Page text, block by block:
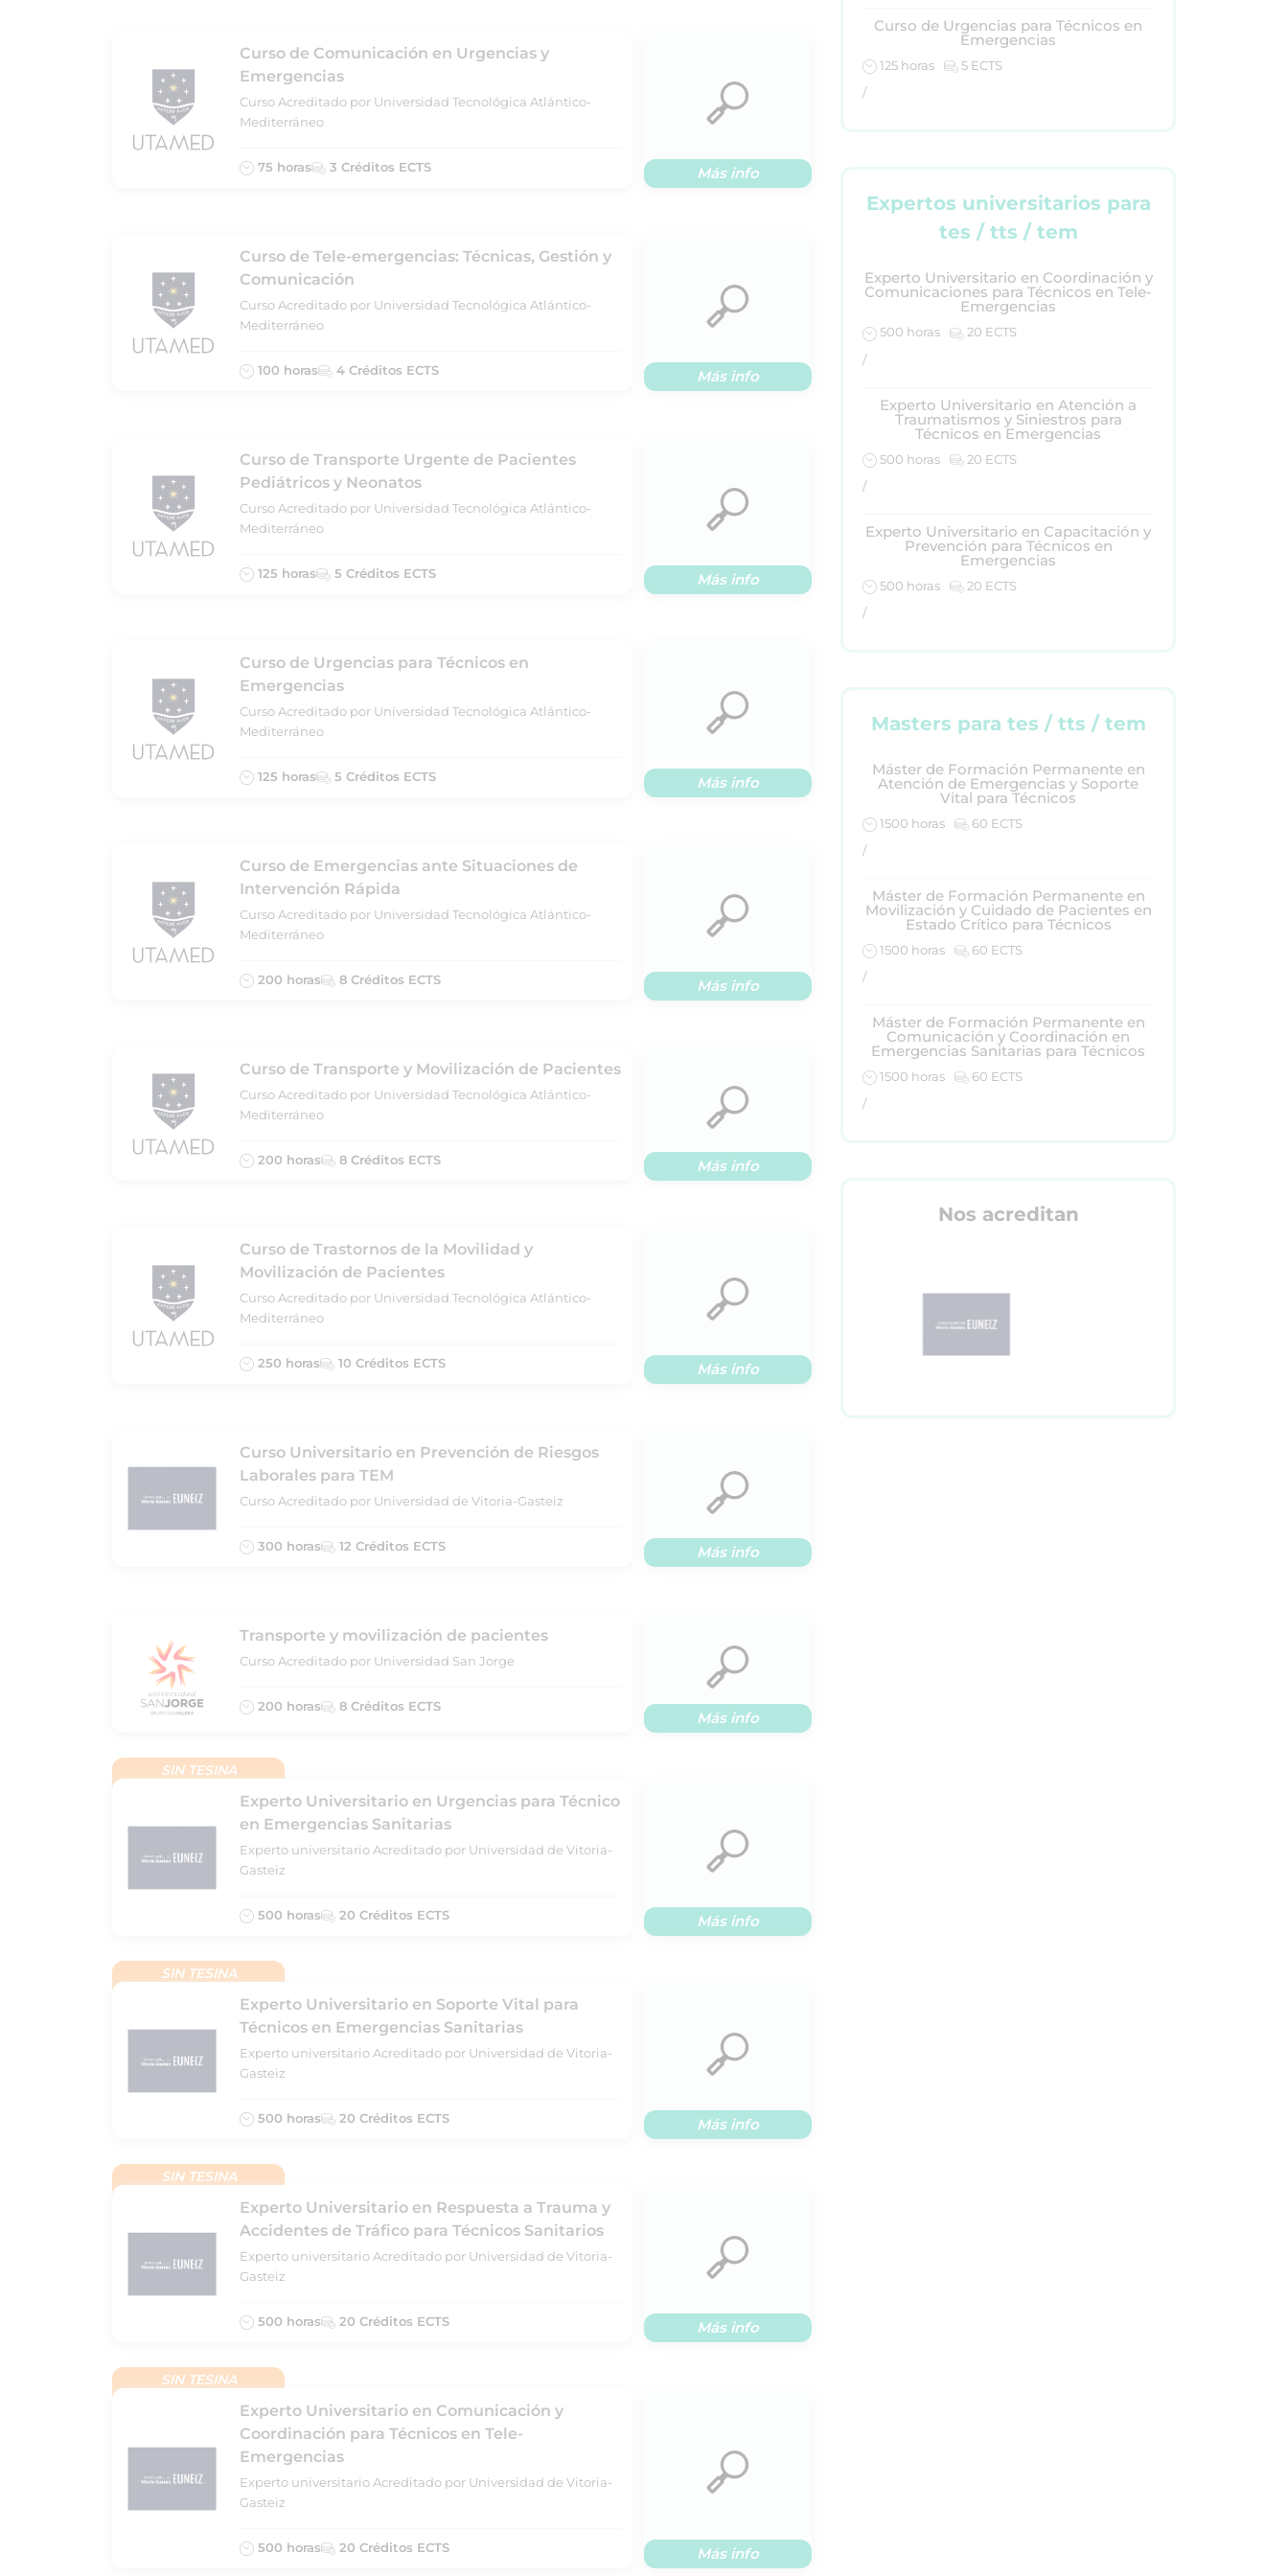
Curso de Comunicación en Urgencias y
Emergencias
Curso Acreditado por Universidad Tecnológica Atlántico-
Mediterráneo
75 horas 3 Créditos ECTS Más info
Curso de Tele-emergencias: Técnicas, Gestión y
Comunicación
Curso Acreditado por Universidad Tecnológica Atlántico-
Mediterráneo
100 horas 4 Créditos ECTS Más info
Curso de Transporte Urgente de Pacientes
Pediátricos y Neonatos
Curso Acreditado por Universidad Tecnológica Atlántico-
Mediterráneo
125 horas 5 Créditos ECTS Más info
Curso de Urgencias para Técnicos en
Emergencias
Curso Acreditado por Universidad Tecnológica Atlántico-
Mediterráneo
125 horas 5 Créditos ECTS Más info
Curso de Emergencias ante Situaciones de
Intervención Rápida
Curso Acreditado por Universidad Tecnológica Atlántico-
Mediterráneo
200 horas 8 Créditos ECTS Más info
Curso de Transporte y Movilización de Pacientes
Curso Acreditado por Universidad Tecnológica Atlántico-
Mediterráneo
200 horas 8 Créditos ECTS Más info
Curso de Trastornos de la Movilidad y
Movilización de Pacientes
Curso Acreditado por Universidad Tecnológica Atlántico-
Mediterráneo
250 horas 10 Créditos ECTS Más info
Curso Universitario en Prevención de Riesgos
Laborales para TEM
Curso Acreditado por Universidad de Vitoria-Gasteiz
300 horas 12 Créditos ECTS Más info
Transporte y movilización de pacientes
Curso Acreditado por Universidad San Jorge
200 horas 8 Créditos ECTS
Más info
SIN TESINA
Experto Universitario en Urgencias para Técnico
en Emergencias Sanitarias
Experto universitario Acreditado por Universidad de Vitoria-
Gasteiz
500 horas 20 Créditos ECTS Más info
SIN TESINA
Experto Universitario en Soporte Vital para
Técnicos en Emergencias Sanitarias
Experto universitario Acreditado por Universidad de Vitoria-
Gasteiz
500 horas 20 Créditos ECTS Más info
SIN TESINA
Experto Universitario en Respuesta a Trauma y
Accidentes de Tráfico para Técnicos Sanitarios
Experto universitario Acreditado por Universidad de Vitoria-
Gasteiz
500 horas 20 Créditos ECTS Más info
SIN TESINA
Experto Universitario en Comunicación y
Coordinación para Técnicos en Tele-
Emergencias
Experto universitario Acreditado por Universidad de Vitoria-
Gasteiz
500 horas 20 Créditos ECTS Más info
Curso de Urgencias para Técnicos en
Emergencias
125 horas
5 ECTS
/
Expertos universitarios para
tes / tts / tem
Experto Universitario en Coordinación y
Comunicaciones para Técnicos en Tele-
Emergencias
500 horas
20 ECTS
/
Experto Universitario en Atención a
Traumatismos y Siniestros para
Técnicos en Emergencias
500 horas
20 ECTS
/
Experto Universitario en Capacitación y
Prevención para Técnicos en
Emergencias
500 horas
20 ECTS
/
Masters para tes / tts / tem
Máster de Formación Permanente en
Atención de Emergencias y Soporte
Vital para Técnicos
1500 horas
60 ECTS
/
Máster de Formación Permanente en
Movilización y Cuidado de Pacientes en
Estado Crítico para Técnicos
1500 horas
60 ECTS
/
Máster de Formación Permanente en
Comunicación y Coordinación en
Emergencias Sanitarias para Técnicos
1500 horas
60 ECTS
/
Nos acreditan